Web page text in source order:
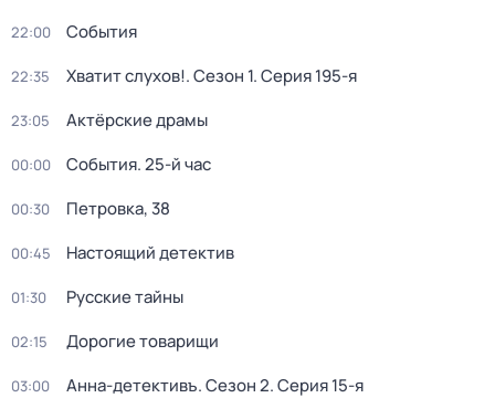
22:00 События
22:35 Хватит слухов!. Сезон 1. Серия 195-я
23:05 Актёрские драмы
00:00 События. 25-й час
00:30 Петровка, 38
00:45 Настоящий детектив
01:30 Русские тайны
02:15 Дорогие товарищи
03:00 Анна-детективъ. Сезон 2. Серия 15-я